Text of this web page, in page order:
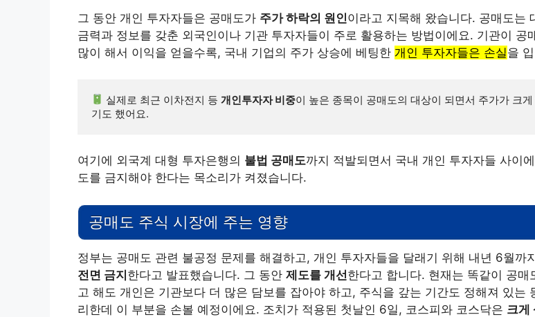
그 동안 개인 투자자들은 공매도가 주가 하락의 원인이라고 지목해 왔습니다. 공매도는
금력과 정보를 갖춘 외국인이나 기관 투자자들이 주로 활용하는 방법이에요. 기관이 공
많이 해서 이익을 얻을수록, 국내 기업의 주가 상승에 베팅한 개인 투자자들은 손실을
실제로 최근 이차전지 등 개인투자자 비중이 높은 종목이 공매도의 대상이 되면서 주가가 크
기도 했어요.
여기에 외국계 대형 투자은행의 불법 공매도까지 적발되면서 국내 개인 투자자들 사이
도를 금지해야 한다는 목소리가 켜졌습니다.
공매도 주식 시장에 주는 영향
정부는 공매도 관련 불공정 문제를 해결하고, 개인 투자자들을 달래기 위해 내년 6월까
전면 금지한다고 발표했습니다. 그 동안 제도를 개선한다고 합니다. 현재는 똑같이 공매
고 해도 개인은 기관보다 더 많은 담보를 잡아야 하고, 주식을 갚는 기간도 정해져 있는
리한데 이 부분을 손볼 예정이에요. 조치가 적용된 첫날인 6일, 코스피와 코스닥은 크게